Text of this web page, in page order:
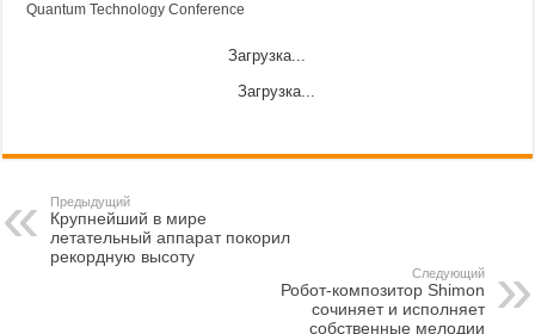
Quantum Technology Conference
Загрузка...
Загрузка...
Предыдущий
Крупнейший в мире
летательный аппарат покорил
рекордную высоту
Следующий
Робот-композитор Shimon
сочиняет и исполняет
собственные мелодии